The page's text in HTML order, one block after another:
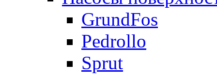
GrundFos
Pedrollo
Sprut